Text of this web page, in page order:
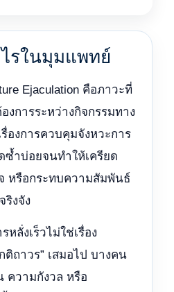
รในมุมแพทย์
Ejaculation คือภาวะที่
งการระหว่างกิจกรรมทาง
องการควบคุมจังหวะการ
ซ้ำบ่อยจนทำให้เครียด
หรือกระทบความสัมพันธ์
ริงจัง
ลั่งเร็วไม่ใช่เรื่อง
ติถาวร” เสมอไป บางคน
ความกังวล หรือ